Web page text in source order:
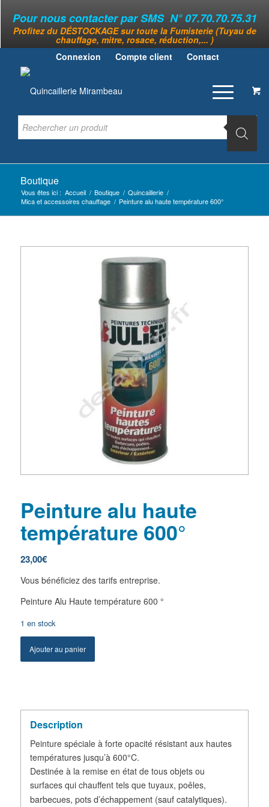
Pour nous contacter par SMS N° 07.70.70.75.31
Profitez du DÉSTOCKAGE sur toute la Fumisterie (Tuyau de
chauffage, mitre, rosace, réduction,... )
Connexion
Compte client Contact
Boutique
Vous êtes ici : Accueil / Boutique / Quincaillerie /
Mica et accessoires chauffage / Peinture alu haute température 600°
Peinture alu haute
température 600°
23,00€
Vous bénéficiez des tarifs entreprise.
Peinture Alu Haute température 600 °
1 en stock
Ajouter au panier
Description
Peinture spéciale à forte opacité résistant aux hautes
températures jusqu’à 600°C.
Destinée à la remise en état de tous objets ou
surfaces qui chauffent tels que tuyaux, poêles,
barbecues, pots d’échappement (sauf catalytiques).